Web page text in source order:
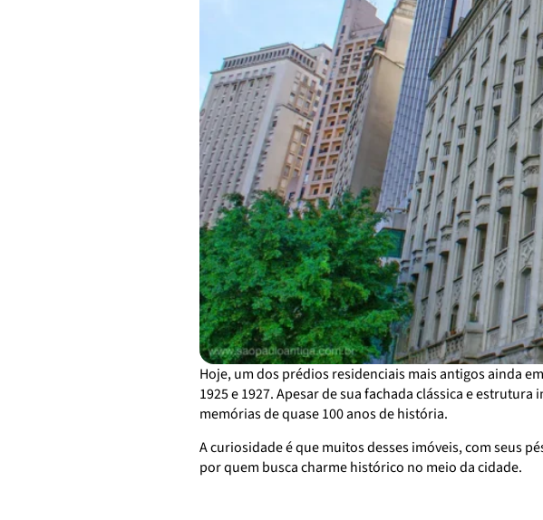
Hoje, um dos prédios residenciais mais antigos ainda
1925 e 1927. Apesar de sua fachada clássica e
memórias de quase 100 anos de história.
A curiosidade é que muitos desses imóveis, com seus
por quem busca charme histórico no meio da cidade.